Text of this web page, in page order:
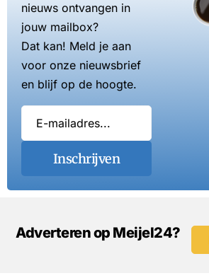
nieuws ontvangen in
jouw mailbox?
Dat kan! Meld je aan
voor onze nieuwsbrief
en blijf op de hoogte.
Inschrijven
Adverteren op Meijel24?